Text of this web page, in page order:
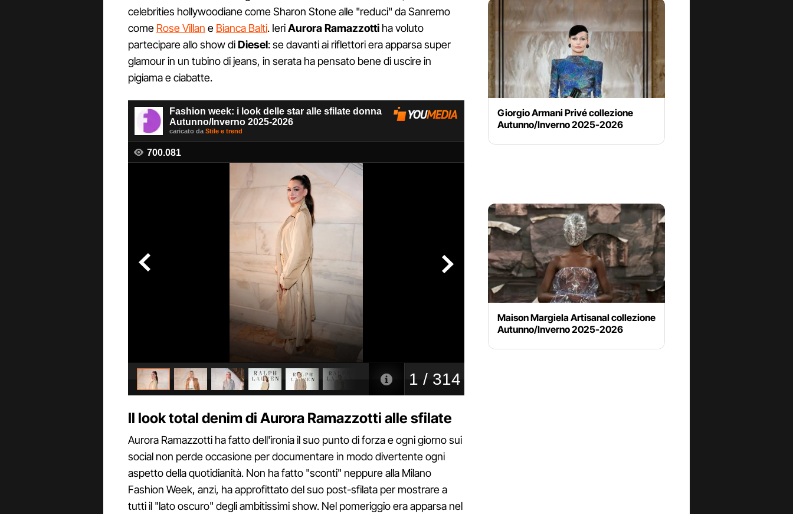
celebrities hollywoodiane come Sharon Stone alle "reduci" da Sanremo
come Rose Villan e Bianca Balti. IeriAurora Ramazzotti ha voluto
partecipare allo show diDiesel: se davanti ai riflettori era apparsa super
glamour in un tubino di jeans, in serata ha pensato bene di uscire in
pigiama e ciabatte.
Il look total denim di Aurora Ramazzotti alle sfilate
Aurora Ramazzotti ha fatto dell'ironia il suo punto di forza e ogni giorno sui
social non perde occasione per documentare in modo divertente ogni
aspetto della quotidianità. Non ha fatto "sconti" neppure alla Milano
Fashion Week, anzi, ha approfittato del suo post-sfilata per mostrare a
tutti il "lato oscuro" degli ambitissimi show. Nel pomeriggio era apparsa nel
Giorgio Armani Privé collezione
Autunno/Inverno 2025-2026
Maison Margiela Artisanal collezione
Autunno/Inverno 2025-2026